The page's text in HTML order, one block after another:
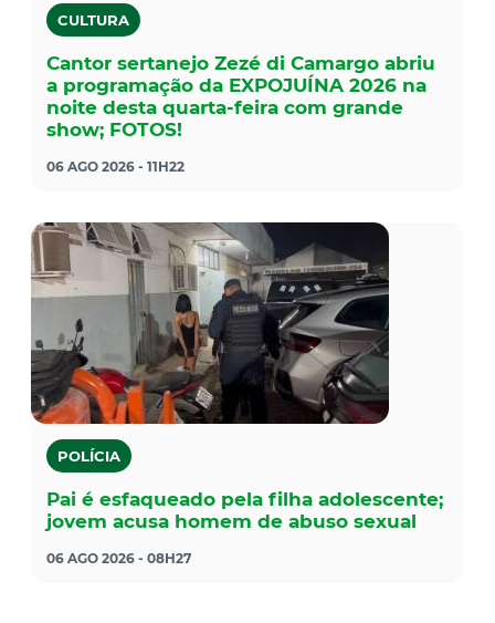
CULTURA
Cantor sertanejo Zezé di Camargo abriu
a programação da EXPOJUÍNA 2026 na
noite desta quarta-feira com grande
show; FOTOS!
06 AGO 2026 - 11H22
POLÍCIA
Pai é esfaqueado pela filha adolescente;
jovem acusa homem de abuso sexual
06 AGO 2026 - 08H27